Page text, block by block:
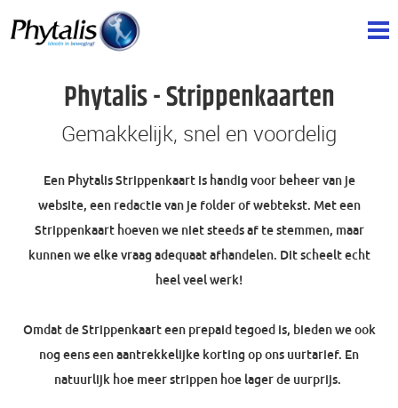
Phytalis - Strippenkaarten
Gemakkelijk, snel en voordelig
Een Phytalis Strippenkaart is handig voor beheer van je
website, een redactie van je folder of webtekst. Met een
Strippenkaart hoeven we niet steeds af te stemmen, maar
kunnen we elke vraag adequaat afhandelen. Dit scheelt echt
heel veel werk!
Omdat de Strippenkaart een prepaid tegoed is, bieden we ook
nog eens een aantrekkelijke korting op ons uurtarief. En
natuurlijk hoe meer strippen hoe lager de uurprijs.